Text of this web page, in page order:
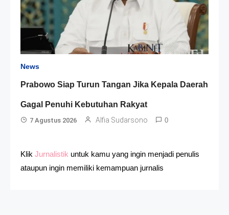
News
Prabowo Siap Turun Tangan Jika Kepala Daerah
Gagal Penuhi Kebutuhan Rakyat
7 Agustus 2026 Alfia Sudarsono 0
Klik Jurnalistik untuk kamu yang ingin menjadi penulis
ataupun ingin memiliki kemampuan jurnalis